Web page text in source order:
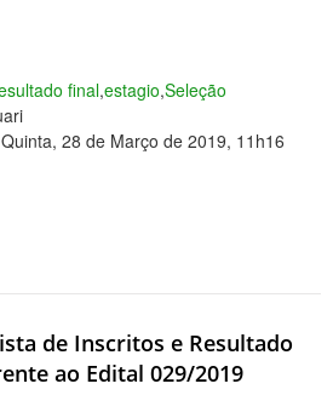
final,estagio,Seleção
28 de Março de 2019, 11h16
de Inscritos e Resultado
ao Edital 029/2019